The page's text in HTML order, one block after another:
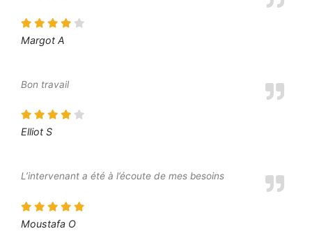
Margot A
Bon travail
Elliot S
L’intervenant a été à l’écoute de mes besoins
Moustafa O